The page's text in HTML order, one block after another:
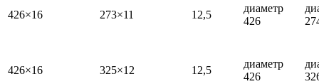
426×16 273×11 12,5
диаметр
426
426×16 325×12 12,5
диаметр
426